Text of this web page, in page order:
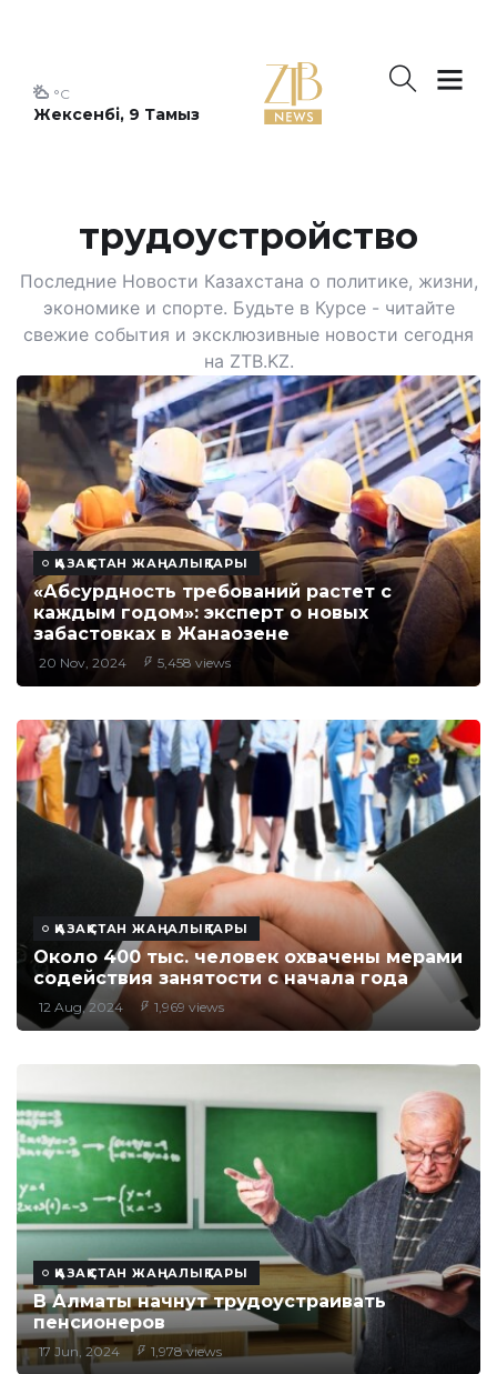
Жексенбі, 9 Тамыз
°C
трудоустройство
Последние Новости Казахстана о политике, жизни,
экономике и спорте. Будьте в Курсе - читайте
свежие события и эксклюзивные новости сегодня
на ZTB.KZ.
ҚАЗАҚСТАН ЖАҢАЛЫҚТАРЫ
«Абсурдность требований растет с
каждым годом»: эксперт о новых
забастовках в Жанаозене
20 Nov, 2024 5,458 views
ҚАЗАҚСТАН ЖАҢАЛЫҚТАРЫ
Около 400 тыс. человек охвачены мерами
содействия занятости с начала года
12 Aug, 2024 1,969 views
ҚАЗАҚСТАН ЖАҢАЛЫҚТАРЫ
В Алматы начнут трудоустраивать
пенсионеров
17 Jun, 2024 1,978 views